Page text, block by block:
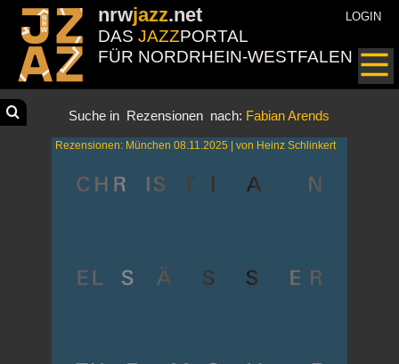
nrwjazz.net
DAS JAZZPORTAL
FÜR NORDRHEIN-WESTFALEN
LOGIN
Suche in Rezensionen nach: Fabian Arends
Rezensionen: München 08.11.2025 | von Heinz Schlinkert